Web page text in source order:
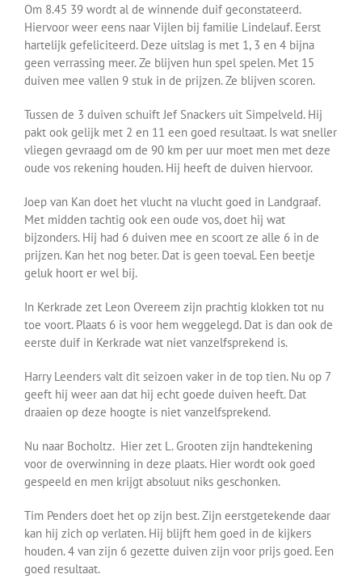
Om 8.45 39 wordt al de winnende duif geconstateerd.
Hiervoor weer eens naar Vijlen bij familie Lindelauf. Eerst
hartelijk gefeliciteerd. Deze uitslag is met 1, 3 en 4 bijna
geen verrassing meer. Ze blijven hun spel spelen. Met 15
duiven mee vallen 9 stuk in de prijzen. Ze blijven scoren.
Tussen de 3 duiven schuift Jef Snackers uit Simpelveld. Hij
pakt ook gelijk met 2 en 11 een goed resultaat. Is wat sneller
vliegen gevraagd om de 90 km per uur moet men met deze
oude vos rekening houden. Hij heeft de duiven hiervoor.
Joep van Kan doet het vlucht na vlucht goed in Landgraaf.
Met midden tachtig ook een oude vos, doet hij wat
bijzonders. Hij had 6 duiven mee en scoort ze alle 6 in de
prijzen. Kan het nog beter. Dat is geen toeval. Een beetje
geluk hoort er wel bij.
In Kerkrade zet Leon Overeem zijn prachtig klokken tot nu
toe voort. Plaats 6 is voor hem weggelegd. Dat is dan ook de
eerste duif in Kerkrade wat niet vanzelfsprekend is.
Harry Leenders valt dit seizoen vaker in de top tien. Nu op 7
geeft hij weer aan dat hij echt goede duiven heeft. Dat
draaien op deze hoogte is niet vanzelfsprekend.
Nu naar Bocholtz. Hier zet L. Grooten zijn handtekening
voor de overwinning in deze plaats. Hier wordt ook goed
gespeeld en men krijgt absoluut niks geschonken.
Tim Penders doet het op zijn best. Zijn eerstgetekende daar
kan hij zich op verlaten. Hij blijft hem goed in de kijkers
houden. 4 van zijn 6 gezette duiven zijn voor prijs goed. Een
goed resultaat.